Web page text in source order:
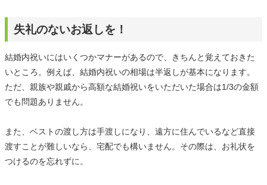
失礼のないお返しを！
結婚内祝いにはいくつかマナーがあるので、きちんと覚えておきた
いところ。例えば、結婚内祝いの相場は半返しが基本になります。
ただ、親族や親戚から高額な結婚祝いをいただいた場合は1/3の金額
でも問題ありません。
また、ベストの渡し方は手渡しになり、遠方に住んでいるなど直接
渡すことが難しいなら、宅配でも構いません。その際は、お礼状を
つけるのを忘れずに。